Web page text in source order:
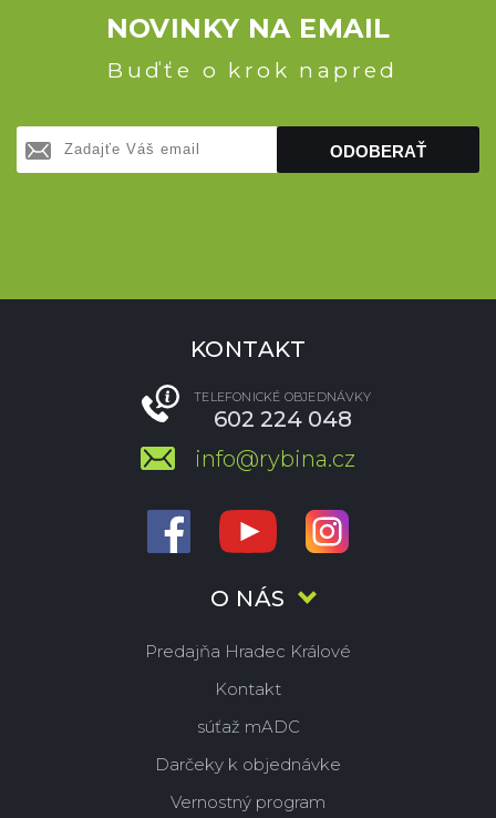
NOVINKY NA EMAIL
Buďťe o krok napred
ODOBERAŤ
O NÁS
Predajňa Hradec Králové
Kontakt
súťaž mADC
Darčeky k objednávke
Vernostný program
KONTAKT
TELEFONICKÉ OBJEDNÁVKY
602 224 048
info@rybina.cz